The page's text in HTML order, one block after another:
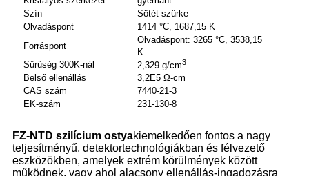
Szín
Sötét szürke
Olvadáspont
1414 °C, 1687,15 K
Forráspont
Olvadáspont: 3265 °C, 3538,15
K
Sűrűség 300K-nál
2,329 g/cm3
Belső ellenállás
3,2E5 Ω-cm
CAS szám
7440-21-3
EK-szám
231-130-8
FZ-NTD szilícium ostyakiemelkedően fontos a nagy
teljesítményű, detektortechnológiákban és félvezető
eszközökben, amelyek extrém körülmények között
működnek, vagy ahol alacsony ellenállás-ingadozásra